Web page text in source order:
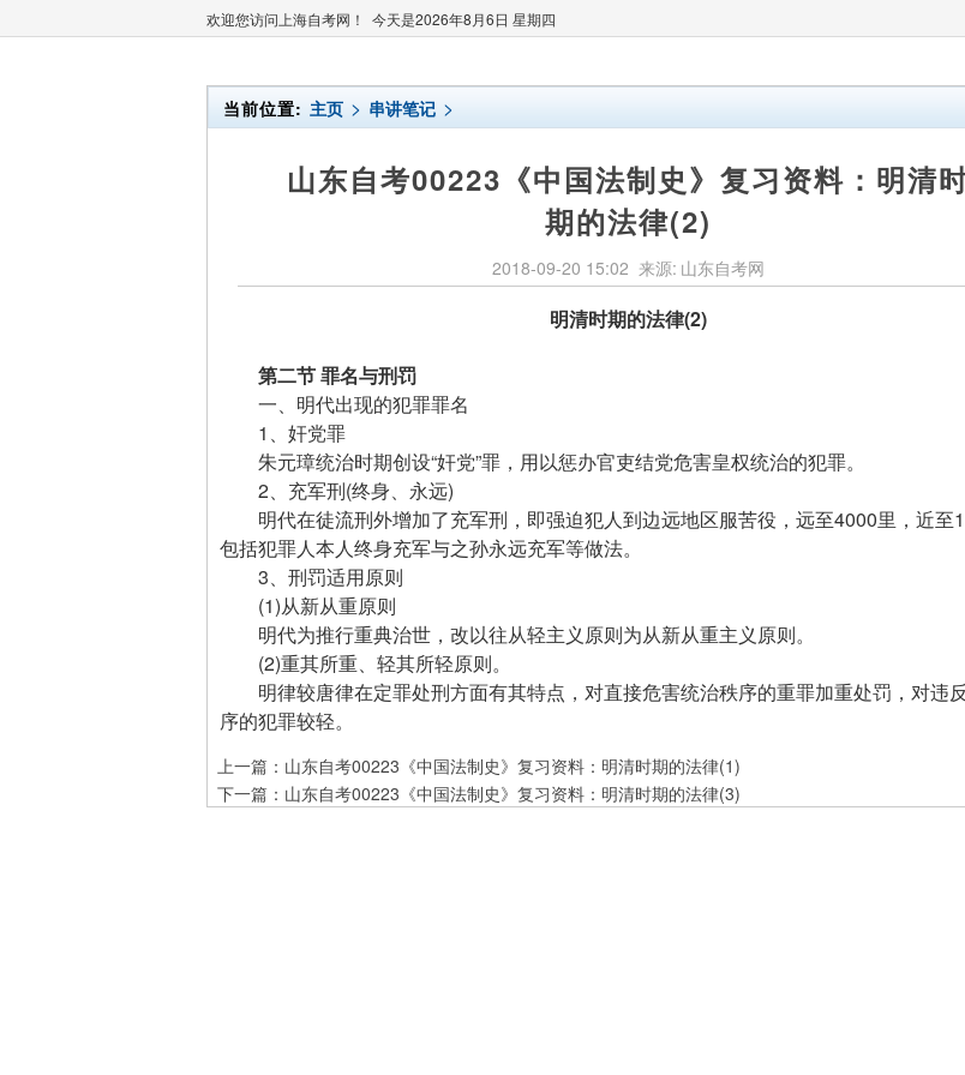
欢迎您访问上海自考网！ 今天是2026年8月6日 星期四
当前位置: 主页 > 串讲笔记 >
山东自考00223《中国法制史》复习资料：明清
期的法律(2)
2018-09-20 15:02 来源: 山东自考网
明清时期的法律(2)
第二节 罪名与刑罚
一、明代出现的犯罪罪名
1、奸党罪
朱元璋统治时期创设“奸党”罪，用以惩办官吏结党危害皇权统治的犯罪。
2、充军刑(终身、永远)
明代在徒流刑外增加了充军刑，即强迫犯人到边远地区服苦役，远至4000里，近至
包括犯罪人本人终身充军与之孙永远充军等做法。
3、刑罚适用原则
(1)从新从重原则
明代为推行重典治世，改以往从轻主义原则为从新从重主义原则。
(2)重其所重、轻其所轻原则。
明律较唐律在定罪处刑方面有其特点，对直接危害统治秩序的重罪加重处罚，对违
序的犯罪较轻。
上一篇： 山东自考00223《中国法制史》复习资料：明清时期的法律(1)
下一篇： 山东自考00223《中国法制史》复习资料：明清时期的法律(3)